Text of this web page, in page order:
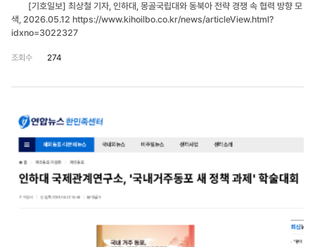
[기호일보] 최상철 기자, 인하대, 몽골국립대와 동북아 전략 경쟁 속 협력 방향 모
색, 2026.05.12 https://www.kihoilbo.co.kr/news/articleView.html?
idxno=3022327
조회수 274